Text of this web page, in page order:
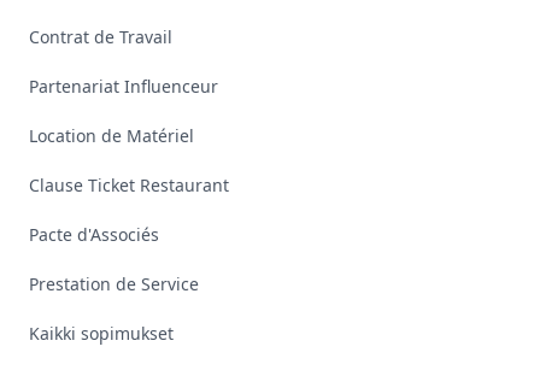
Contrat de Travail
Partenariat Influenceur
Location de Matériel
Clause Ticket Restaurant
Pacte d'Associés
Prestation de Service
Kaikki sopimukset